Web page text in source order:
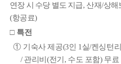
연장 시 수당 별도 지급, 산재/상해
(항공료)
□ 특전
① 기숙사 제공(3인 1 실/켄싱턴
/관리비(전기 , 수도 포함) 무료